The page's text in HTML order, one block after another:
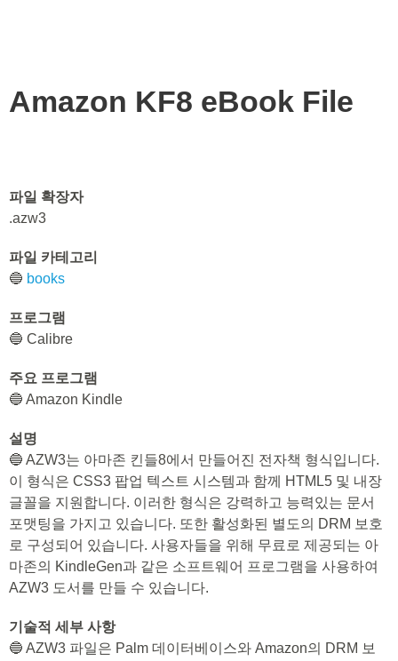
Amazon KF8 eBook File
파일 확장자
.azw3
파일 카테고리
🔵 books
프로그램
🔵 Calibre
주요 프로그램
🔵 Amazon Kindle
설명
🔵 AZW3는 아마존 킨들8에서 만들어진 전자책 형식입니다.
이 형식은 CSS3 팝업 텍스트 시스템과 함께 HTML5 및 내장
글꼴을 지원합니다. 이러한 형식은 강력하고 능력있는 문서
포맷팅을 가지고 있습니다. 또한 활성화된 별도의 DRM 보호
로 구성되어 있습니다. 사용자들을 위해 무료로 제공되는 아
마존의 KindleGen과 같은 소프트웨어 프로그램을 사용하여
AZW3 도서를 만들 수 있습니다.
기술적 세부 사항
🔵 AZW3 파일은 Palm 데이터베이스와 Amazon의 DRM 보